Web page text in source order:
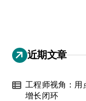
近期文章
工程师视角：用
增长闭环